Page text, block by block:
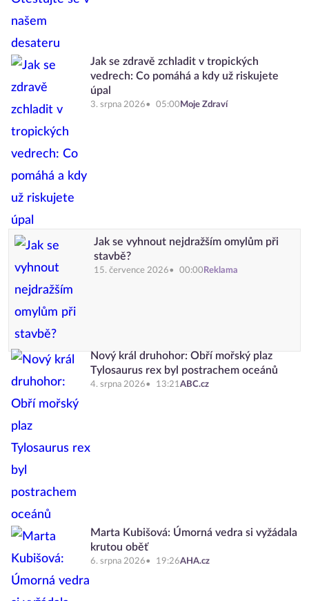
Jak se zdravě zchladit v tropických
vedrech: Co pomáhá a kdy už riskujete
úpal
3. srpna 2026 05:00 Moje Zdraví
Jak se vyhnout nejdražším omylům při
stavbě?
15. července 2026 00:00 Reklama
Nový král druhohor: Obří mořský plaz
Tylosaurus rex byl postrachem oceánů
4. srpna 2026 13:21ABC.cz
Marta Kubišová: Úmorná vedra si vyžádala
krutou oběť
6. srpna 2026 19:26AHA.cz